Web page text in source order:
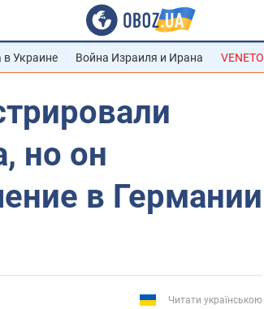
в Украине Война Израиля и Ирана VENETO
но он
в Германии
Читати українською